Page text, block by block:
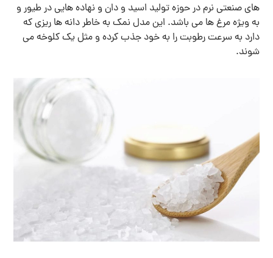
های صنعتی نرم در حوزه تولید اسید و دان و نهاده هایی در طیور و
به ویژه مرغ ها می باشد. این مدل نمک به خاطر دانه ها ریزی که
دارد به سرعت رطوبت را به خود جذب کرده و مثل یک کلوخه می
شوند.